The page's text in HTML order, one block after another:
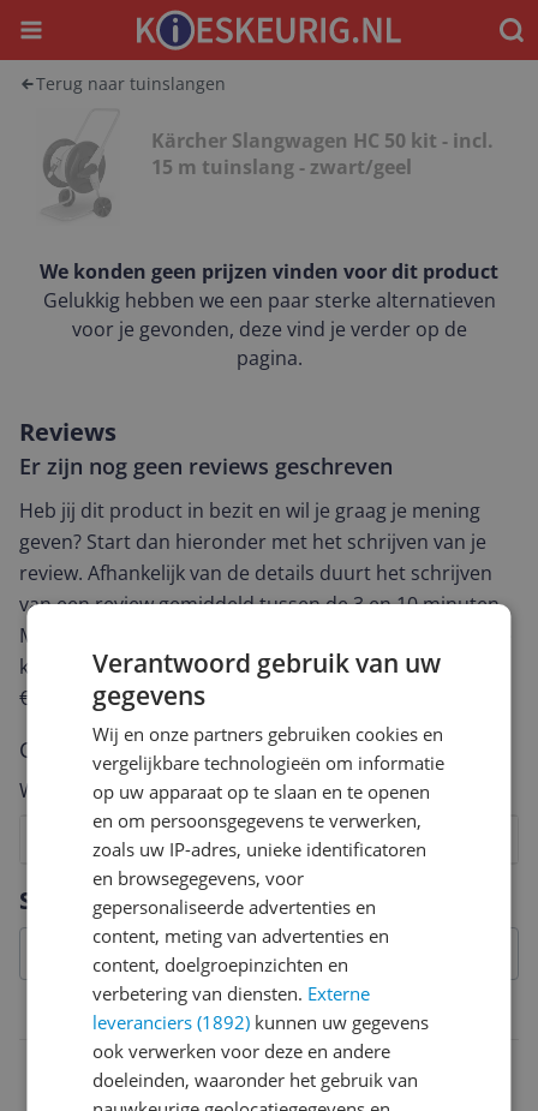
Menu
Terug naar tuinslangen
Kärcher Slangwagen HC 50 kit - incl.
15 m tuinslang - zwart/geel
We konden geen prijzen vinden voor dit product
Gelukkig hebben we een paar sterke alternatieven
voor je gevonden, deze vind je verder op de
pagina.
Specificaties
Belangrijkste kenmerken
Reviews
Er zijn nog geen reviews geschreven
Heb jij dit product in bezit en wil je graag je mening
geven? Start dan hieronder met het schrijven van je
review. Afhankelijk van de details duurt het schrijven
van een review gemiddeld tussen de 3 en 10 minuten.
Met jouw mening help je andere bezoekers een betere
keuze te maken én maak je iedere maand kans op
€250,-!
Klik hier voor de actievoorwaarden.
Cijfer
Welk cijfer geef jij dit product?
7
5
Vraag 1 van 4
Verantwoord gebruik van uw
gegevens
Wij en onze partners gebruiken cookies en
vergelijkbare technologieën om informatie
op uw apparaat op te slaan en te openen
en om persoonsgegevens te verwerken,
zoals uw IP-adres, unieke identificatoren
en browsegegevens, voor
gepersonaliseerde advertenties en
content, meting van advertenties en
content, doelgroepinzichten en
verbetering van diensten. Externe
leveranciers (1892) kunnen uw gegevens
ook verwerken voor deze en andere
doeleinden, waaronder het gebruik van